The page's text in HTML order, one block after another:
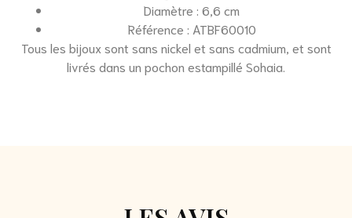
Diamètre : 6,6 cm
Référence : ATBF60010
Tous les bijoux sont sans nickel et sans cadmium, et sont
livrés dans un pochon estampillé Sohaia.